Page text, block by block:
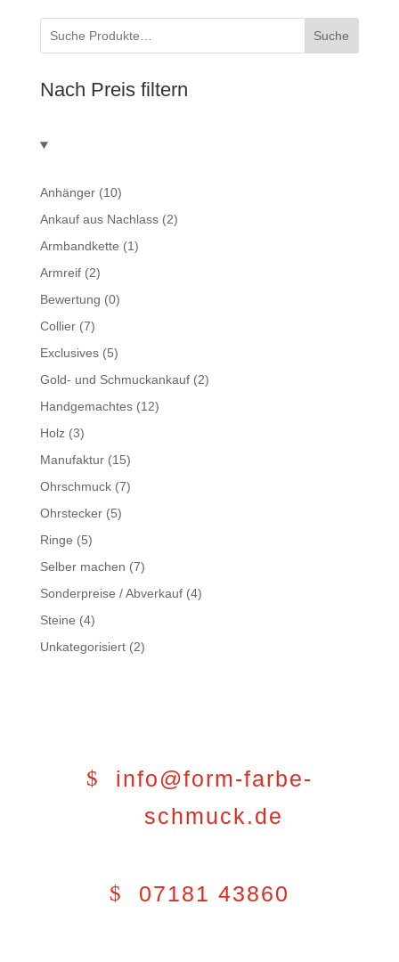
Suche
Nach Preis filtern
Anhänger(10)
Ankauf aus Nachlass(2)
Armbandkette (1)
Armreif(2)
Bewertung (0)
Collier(7)
Exclusives(5)
Gold- und Schmuckankauf(2)
Handgemachtes(12)
Holz(3)
Manufaktur(15)
Ohrschmuck(7)
Ohrstecker(5)
Ringe (5)
Selber machen (7)
Sonderpreise / Abverkauf(4)
Steine (4)
Unkategorisiert(2)
info@form-farbe-
schmuck.de
07181 43860